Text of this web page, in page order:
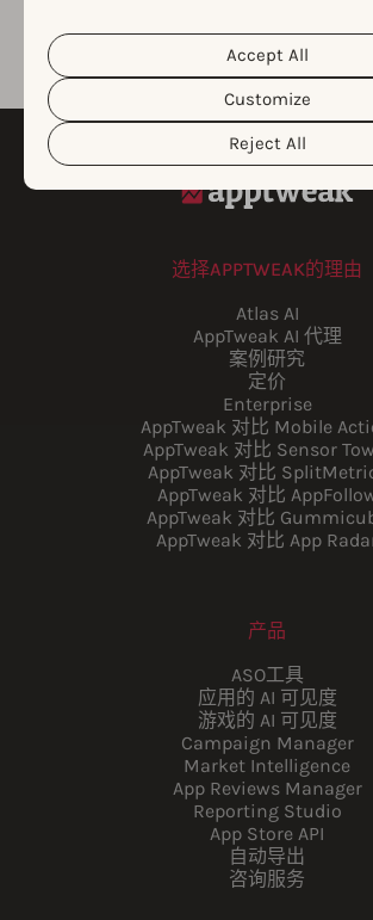
personal data and the different cookies we
read our
Cookie Policy&Privacy Policy
customize your cookie settings and
clicking the “Customize” button.
Reject All
Customize
Accept All
选择APPTWEAK的理由
Atlas AI
AppTweak AI 代理
案例研究
定价
Enterprise
AppTweak 对比 Mobile
AppTweak 对比 Sensor
AppTweak 对比
AppTweak 对比
AppTweak 对比
AppTweak 对比 App
产品
ASO工具
应用的 AI 可见度
游戏的 AI 可见度
Campaign Manager
Market Intelligence
App Reviews Manager
Reporting Studio
App Store API
自动导出
咨询服务